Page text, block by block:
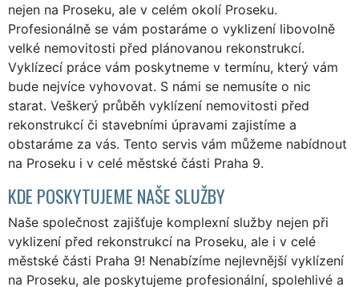
nejen na Proseku, ale v celém okolí Proseku.
Profesionálně se vám postaráme o vyklizení libovolně
velké nemovitosti před plánovanou rekonstrukcí.
Vyklízecí práce vám poskytneme v termínu, který vám
bude nejvíce vyhovovat. S námi se nemusíte o nic
starat. Veškerý průběh vyklízení nemovitosti před
rekonstrukcí či stavebními úpravami zajistíme a
obstaráme za vás. Tento servis vám můžeme nabídnout
na Proseku i v celé městské části Praha 9.
KDE POSKYTUJEME NAŠE SLUŽBY
Naše společnost zajišťuje komplexní služby nejen při
vyklizení před rekonstrukcí na Proseku, ale i v celé
městské části Praha 9! Nenabízíme nejlevnější vyklízení
na Proseku, ale poskytujeme profesionální, spolehlivé a